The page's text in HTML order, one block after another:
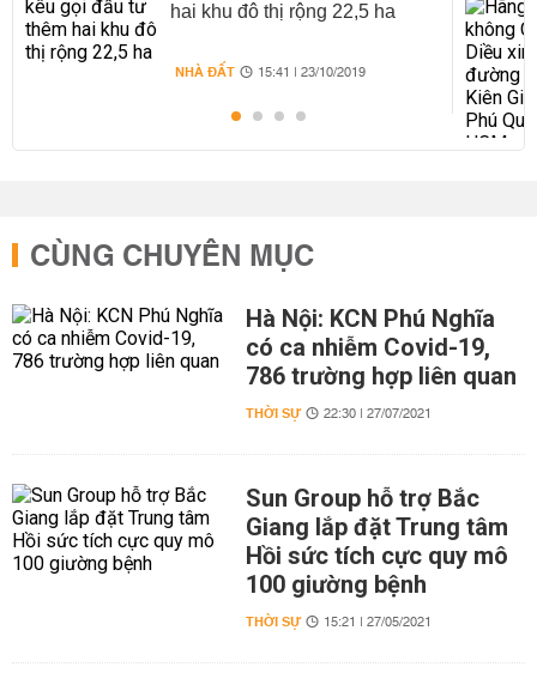
hai khu đô thị rộng 22,5 ha
NHÀ ĐẤT 15:41 | 23/10/2019
CÙNG CHUYÊN MỤC
Hà Nội: KCN Phú Nghĩa
có ca nhiễm Covid-19,
786 trường hợp liên quan
THỜI SỰ 22:30 | 27/07/2021
Sun Group hỗ trợ Bắc
Giang lắp đặt Trung tâm
Hồi sức tích cực quy mô
100 giường bệnh
THỜI SỰ 15:21 | 27/05/2021